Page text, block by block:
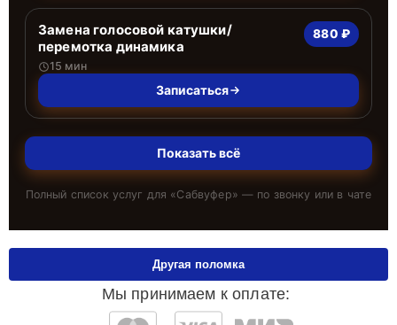
Замена голосовой катушки/
перемотка динамика
15 мин
880 ₽
Записаться
Показать всё
Полный список услуг для «Сабвуфер» — по звонку или в чате
Мы принимаем к оплате:
Другая поломка